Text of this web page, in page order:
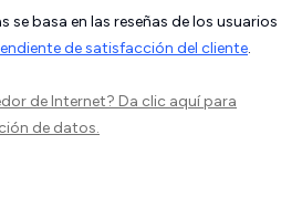
se basa en las reseñas de los usuarios
de satisfacción del cliente.
de Internet? Da clic aquípara
de datos.